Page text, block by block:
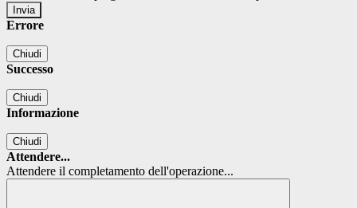
Errore
Chiudi
Successo
Chiudi
Informazione
Chiudi
Attendere...
Attendere il completamento dell'operazione...